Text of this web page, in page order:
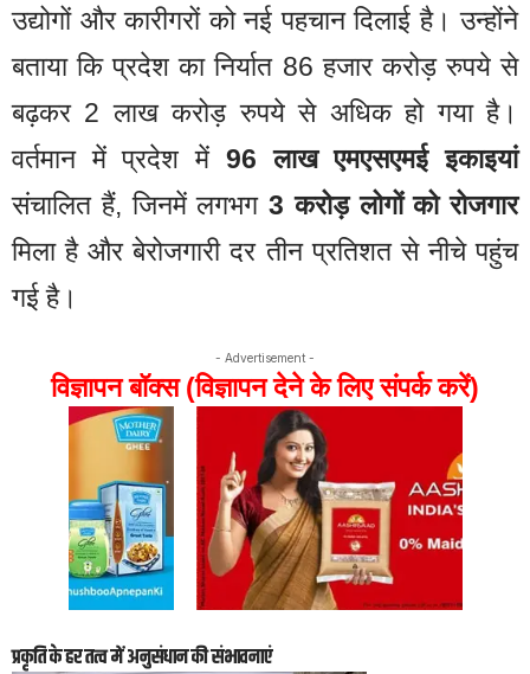
उद्योगों और कारीगरों को नई पहचान दिलाई है। उन्होंने
बताया कि प्रदेश का निर्यात 86 हजार करोड़ रुपये से
बढ़कर 2 लाख करोड़ रुपये से अधिक हो गया है।
वर्तमान में प्रदेश में 96 लाख एमएसएमई इकाइयां
संचालित हैं, जिनमें लगभग 3 करोड़ लोगों को रोजगार
मिला है और बेरोजगारी दर तीन प्रतिशत से नीचे पहुंच
गई है।
- Advertisement -
विज्ञापन बॉक्स (विज्ञापन देने के लिए संपर्क करें)
प्रकृति के हर तत्व में अनुसंधान की संभावनाएं